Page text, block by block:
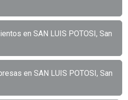
en SAN LUIS POTOSI, San
en SAN LUIS POTOSI, San